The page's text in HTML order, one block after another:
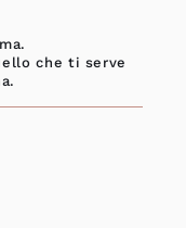
che ti serve